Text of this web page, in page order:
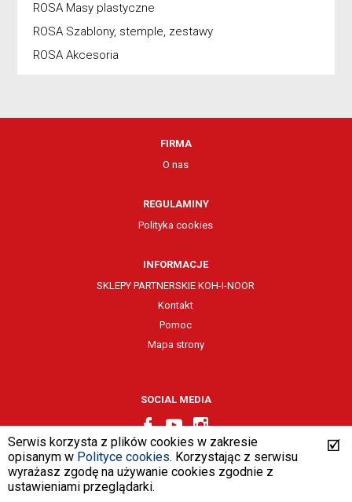
ROSA Masy plastyczne
ROSA Szablony, stemple, zestawy
ROSA Akcesoria
FIRMA
O nas
REGULAMINY
Polityka cookies
INFORMACJE
SKLEPY PARTNERSKIE KOH-I-NOOR
Kontakt
Pomoc
Mapa strony
SOCIAL MEDIA
Serwis korzysta z plików cookies w zakresie
opisanym w Polityce cookies. Korzystając z serwisu
wyrażasz zgodę na używanie cookies zgodnie z
ustawieniami przeglądarki.